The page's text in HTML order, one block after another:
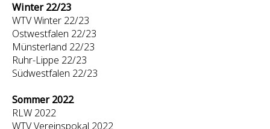
Winter 22/23
WTV Winter 22/23
Ostwestfalen 22/23
Münsterland 22/23
Ruhr-Lippe 22/23
Südwestfalen 22/23
Sommer 2022
RLW 2022
WTV Vereinspokal 2022